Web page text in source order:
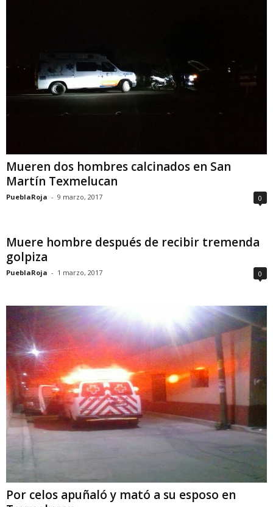
Mueren dos hombres calcinados en San
Martín Texmelucan
PueblaRoja - 9 marzo, 2017 0
Muere hombre después de recibir tremenda
golpiza
PueblaRoja - 1 marzo, 2017 0
Por celos apuñaló y mató a su esposo en